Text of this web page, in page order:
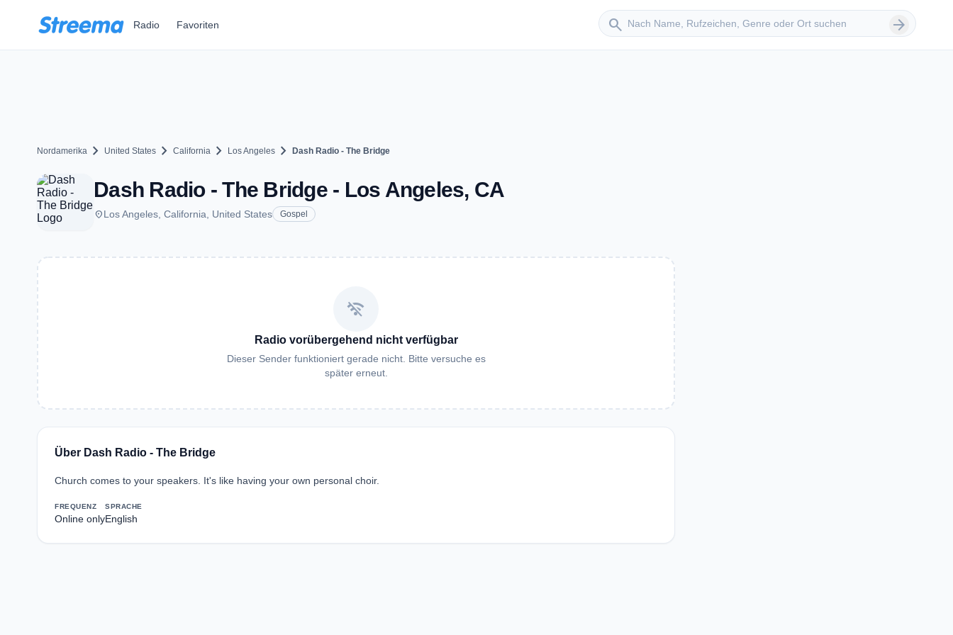
Radio Favoriten search
Sender suchen arrow_forward
Nordamerika chevron_right United States chevron_right California chevron_right Los Angeles chevron_right Dash Radio - The Bridge
Dash Radio - The Bridge - Los Angeles, CA
placeLos Angeles, California, United States Gospel
wifi_off
Radio vorübergehend nicht verfügbar
Dieser Sender funktioniert gerade nicht. Bitte versuche es
später erneut.
Über Dash Radio - The Bridge
Church comes to your speakers. It's like having your own personal choir.
FREQUENZ
Online only
SPRACHE
English